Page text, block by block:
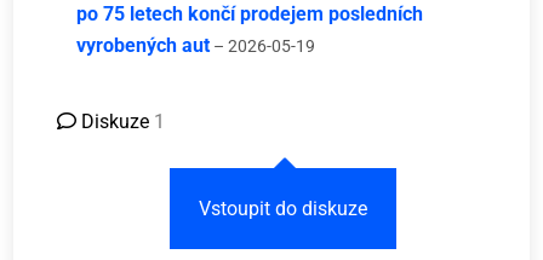
po 75 letech končí prodejem posledních
vyrobených aut – 2026-05-19
Diskuze 1
Vstoupit do diskuze